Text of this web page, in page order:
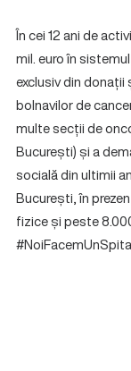
În cei 12 ani de
mil. euro în
exclusiv din
bolnavilor de
multe secții de
București) și a
socială din ultimii
București, în
fizice și peste